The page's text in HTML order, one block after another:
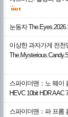
눈동자
이상한 과자가게 전천
스파이더맨：노 웨이
HEVC 10bit HDR AAC
스파이더맨：파 프롬